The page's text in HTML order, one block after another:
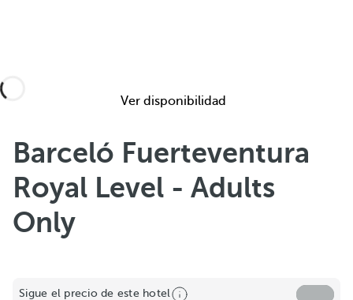
Añadir a favoritos
Ver disponibilidad
Barceló Fuerteventura
Royal Level - Adults
Only
Sigue el precio de este hotel